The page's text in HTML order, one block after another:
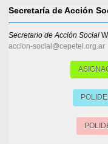
Secretaría de Acción
Secretario de Acción Social
accion-social@cepetel.org.ar